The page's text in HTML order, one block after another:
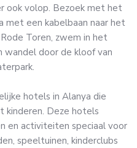
ook volop. Bezoek met het
met een kabelbaan naar het
Toren, zwem in het
wandel door de kloof van
hotels in Alanya die
kinderen. Deze hotels
en activiteiten speciaal voor
speeltuinen, kinderclubs